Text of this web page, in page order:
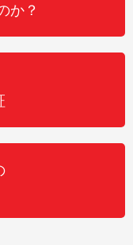
か？